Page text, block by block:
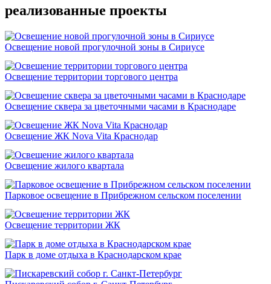
реализованные проекты
Освещение новой прогулочной зоны в Сириусе
Освещение территории торгового центра
Освещение сквера за цветочными часами в Краснодаре
Освещение ЖК Nova Vita Краснодар
Освещение жилого квартала
Парковое освещение в Прибрежном сельском поселении
Освещение территории ЖК
Парк в доме отдыха в Краснодарском крае